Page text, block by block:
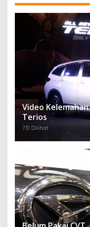
Video
Terios
731 Dilihat